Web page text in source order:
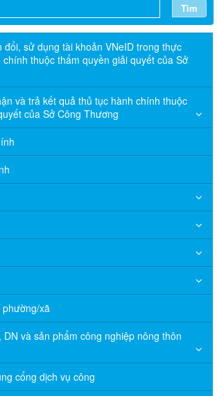
Tìm
đổi, sử dụng tài khoản VNeID trong thực
thuộc thẩm quyền giải quyết của Sở
và trả kết quả thủ tục hành chính thuộc
của Sở Công Thương
xã
DN và sản phẩm công nghiệp nông thôn
cổng dịch vụ công